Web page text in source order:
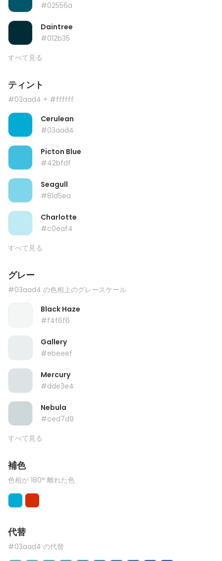
#02556a
Daintree
#012b35
すべて見る
ティント
#03aad4 + #ffffff
Cerulean
#03aad4
Picton Blue
#42bfdf
Seagull
#81d5ea
Charlotte
#c0eaf4
すべて見る
グレー
#03aad4 の色相上のグレースケール
Black Haze
#f4f6f6
Gallery
#ebeeef
Mercury
#dde3e4
Nebula
#ced7d9
すべて見る
補色
色相が 180° 離れた色
代替
#03aad4 の代替